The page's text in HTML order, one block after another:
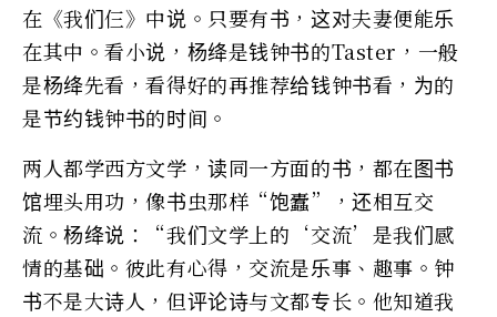
在《我们仨》中说。只要有书，这对夫妻便能乐
在其中。看小说，杨绛是钱钟书的Taster，一般
是杨绛先看，看得好的再推荐给钱钟书看，为的
是节约钱钟书的时间。
两人都学西方文学，读同一方面的书，都在图书
馆埋头用功，像书虫那样“饱蠹”，还相互交
流。杨绛说：“我们文学上的‘交流’是我们感
情的基础。彼此有心得，交流是乐事、趣事。钟
书不是大诗人，但评论诗与文都专长。他知道我